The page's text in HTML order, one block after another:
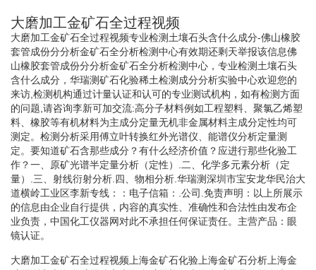
大磨加工金矿石全过程视频
大磨加工金矿石全过程视频专业检测土壤石头含什么成分-佛山橡胶
套管成份分分析金矿石全分析检测中心有效期还剩天举报该信息佛
山橡胶套管成份分分析金矿石全分析检测中心，专业检测土壤石头
含什么成分，华瑞测矿石化验稀土检测成分分析实验中心欢迎您的
来访,检测机构通过计量认证和认可的专业测试机构，如有检测方面
的问题,请咨询李新可加交流:高分子材料例如工程塑料、聚氯乙烯塑
料、橡胶等有机材料为主成分定量无机非金属材料主成分定性均可
测定。检测分析采用傅立叶转换红外光谱仪、能谱仪分析定量测
定。要知道矿石含那些成分？有什么经济价值？应进行那些化验工
作？一、原矿光谱半定量分析（定性）.二、化学多元素分析（定
量）.三、射线衍射分析.四、物相分析.华瑞测深圳市宝安龙华民治大
道横岭工业区李新专线：：电子信箱：.公司.免责声明：以上所展示
的信息由企业自行提供，内容的真实性、准确性和合法性由发布企
业负责，中国化工仪器网对此不承担任何保证责任。主营产品：眼
镜认证。
大磨加工金矿石全过程视频上海金矿石化验上海金矿石分析上海金